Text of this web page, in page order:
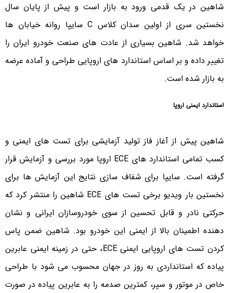
شاهین در یک قدمی ورود به بازار است و پیش از پایان سال
نخستین سری از اولین سدان کلاس C سایپا روانه خیابان ها
خواهد شد. شاهین بسیاری از عادت های صنعت خودرو ایران را
تغییر داده و بر اساس استاندارد های اروپایی طراحی و آماده عرضه
به بازار شده است.
استاندارد ایمنی اروپا
شاهین پیش از آغاز فاز تولید آزمایشی برای تست های ایمنی و
کسب تمامی استاندارد های ECE اروپا مورد بررسی و آزمایش قرار
گرفته است. سایپا برای شفاف سازی نتایج این آزمایش ها برای
نخستین بار ویدیو برخی تست های ECE شاهین را منتشر کرد که
حرکتی نادر و قابل تحسین از سوی خودروسازان ایرانی و نشان
دهنده اطمینان بالا از ایمنی این خودرو بود. شاهین ضمن پاس
کردن تست های اروپایی ایمنی ECE، حتی در زمینه ایمنی عابرین
پیاده که استانداردی به روز در جهان محسوب می شود با طراحی
خاص در موتور و سپر، کمترین صدمه را به عابرین پیاده در صورت